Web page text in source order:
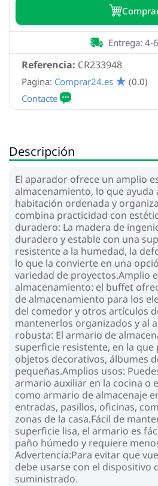
Referencia: CR233948
Entrega: 4-
Pagina: Comprar24.es (0.0)
Descripción
El aparador ofrece un amplio
almacenamiento, lo que ayuda
habitación ordenada y
combina practicidad con
duradero: La madera de
duradero y estable con una
resistente a la humedad, la
lo que la convierte en una
variedad de proyectos.Amplio
almacenamiento: el buffet
de almacenamiento para los
del comedor y otros artículos
mantenerlos organizados y al
robusta: El armario de
superficie resistente, en la que
objetos decorativos, álbumes
pequeñas.Amplios usos:
armario auxiliar en la cocina o
como armario de almacenaje
entradas, pasillos, oficinas,
zonas de la casa.Fácil de
superficie lisa, el armario es
paño húmedo y requiere
Advertencia:Para evitar que
debe usarse con el dispositivo
suministrado.